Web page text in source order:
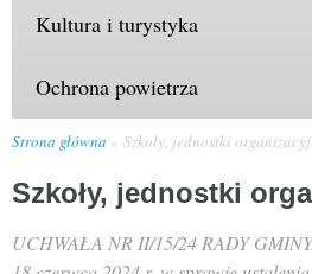
Kultura i turystyka
Ochrona powietrza
Strona główna Szkoły, jednostki
Szkoły, jednostki
UCHWAŁA NR II/15/24 RADY